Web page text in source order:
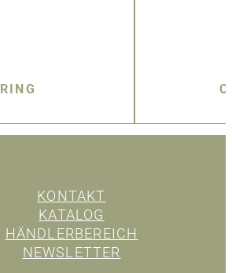
RING
KONTAKT
KATALOG
HÄNDLERBEREICH
NEWSLETTER